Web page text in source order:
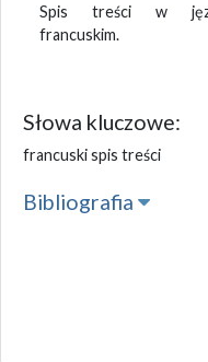
Spis treści w
francuskim.
Słowa kluczowe:
francuski spis treści
Bibliografia